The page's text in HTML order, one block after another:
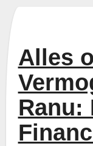
Alles
Ranu: